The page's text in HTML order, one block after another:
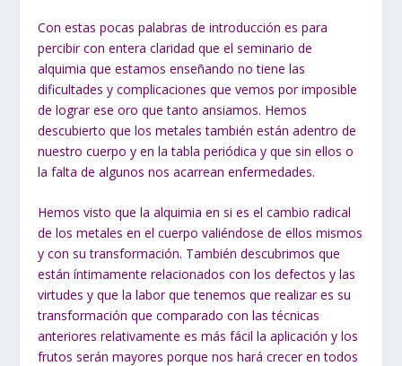
Con estas pocas palabras de introducción es para
percibir con entera claridad que el seminario de
alquimia que estamos enseñando no tiene las
dificultades y complicaciones que vemos por imposible
de lograr ese oro que tanto ansiamos. Hemos
descubierto que los metales también están adentro de
nuestro cuerpo y en la tabla periódica y que sin ellos o
la falta de algunos nos acarrean enfermedades.
Hemos visto que la alquimia en si es el cambio radical
de los metales en el cuerpo valiéndose de ellos mismos
y con su transformación. También descubrimos que
están íntimamente relacionados con los defectos y las
virtudes y que la labor que tenemos que realizar es su
transformación que comparado con las técnicas
anteriores relativamente es más fácil la aplicación y los
frutos serán mayores porque nos hará crecer en todos